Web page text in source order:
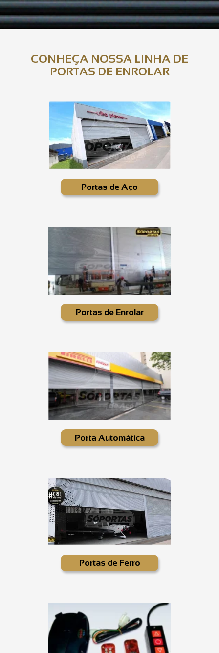
CONHEÇA NOSSA LINHA DE
PORTAS DE ENROLAR
Portas de Aço
Portas de Enrolar
Porta Automática
Portas de Ferro